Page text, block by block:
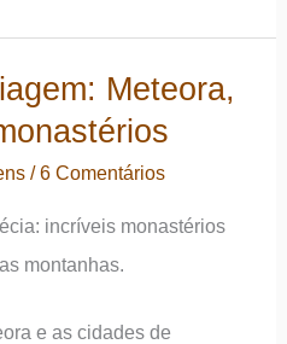
Meteora,
/6 Comentários
incríveis monastérios
montanhas.
e as cidades de